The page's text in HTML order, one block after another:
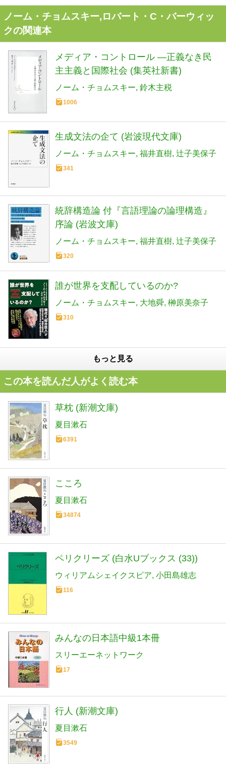
ノーム・チョムスキー,ロバート・C・バーウィッ
クの関連本
メディア・コントロール ―正義なき民
主主義と国際社会 (集英社新書)
ノーム・チョムスキー 鈴木主税
1006
生成文法の企て (岩波現代文庫)
ノーム・チョムスキー 福井直樹 辻子美保子
341
統辞構造論 付『言語理論の論理構造』
序論 (岩波文庫)
ノーム・チョムスキー 福井直樹 辻子美保子
320
誰が世界を支配しているのか?
ノーム・チョムスキー 大地舜 榊原美奈子
310
もっと見る
この本を読んだ人がよく読む本
草枕 (新潮文庫)
夏目漱石
6391
こころ
夏目漱石
34874
ペリクリーズ (白水Uブックス (33))
ウィリアムシェイクスピア 小田島雄志
116
みんなの日本語中級1本冊
スリーエーネットワーク
17
行人 (新潮文庫)
夏目漱石
3549